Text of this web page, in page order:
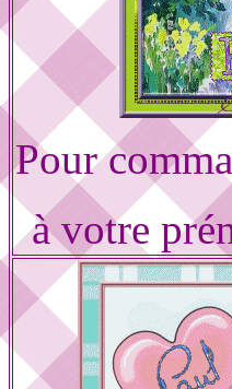
Pour
à votre